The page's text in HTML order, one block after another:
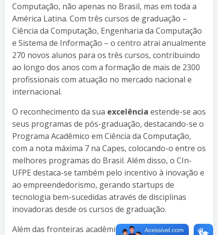
Computação, não apenas no Brasil, mas em toda a
América Latina. Com três cursos de graduação –
Ciência da Computação, Engenharia da Computação
e Sistema de Informação – o centro atrai anualmente
270 novos alunos para os três cursos, contribuindo
ao longo dos anos com a formação de mais de 2300
profissionais com atuação no mercado nacional e
internacional.
O reconhecimento da sua excelência estende-se aos
seus programas de pós-graduação, destacando-se o
Programa Acadêmico em Ciência da Computação,
com a nota máxima 7 na Capes, colocando-o entre os
melhores programas do Brasil. Além disso, o CIn-
UFPE destaca-se também pelo incentivo à inovação e
ao empreendedorismo, gerando startups de
tecnologia bem-sucedidas através de disciplinas
inovadoras desde os cursos de graduação.
Além das fronteiras acadêmicas, o centro tem